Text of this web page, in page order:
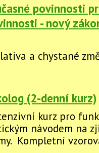
povinnosti
- nový
a chystané
(2-denní kurz)
kurz pro
návodem na
Kompletní